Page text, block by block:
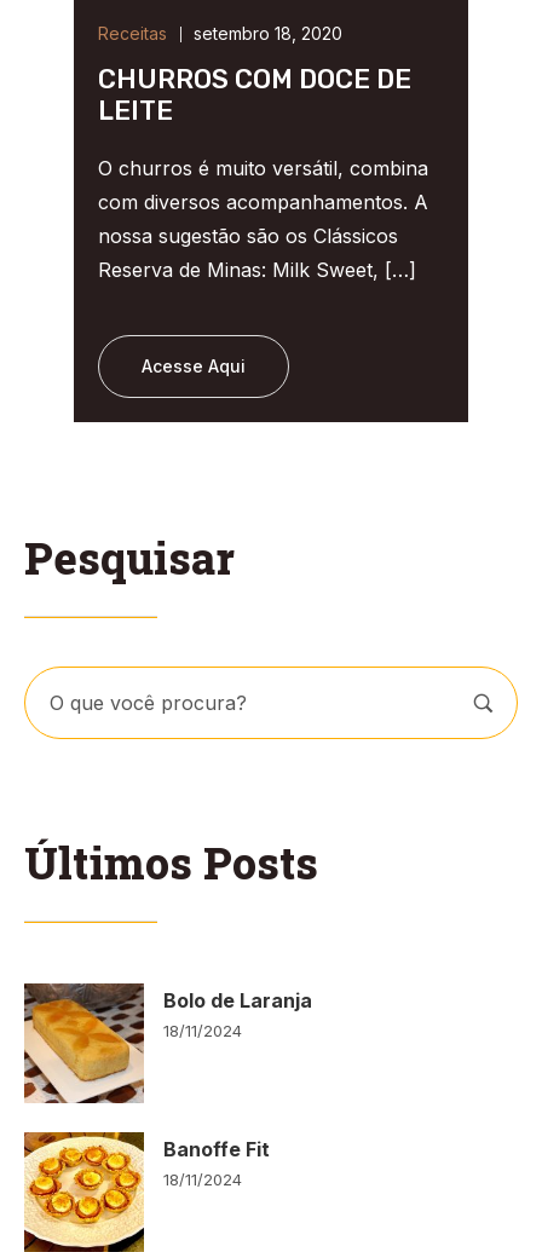
Pesquisar
Últimos Posts
Bolo de Laranja
18/11/2024
Banoffe Fit
18/11/2024
Receitas setembro 18, 2020
CHURROS COM DOCE DE
LEITE
O churros é muito versátil, combina
com diversos acompanhamentos. A
nossa sugestão são os Clássicos
Reserva de Minas: Milk Sweet, […]
Acesse Aqui